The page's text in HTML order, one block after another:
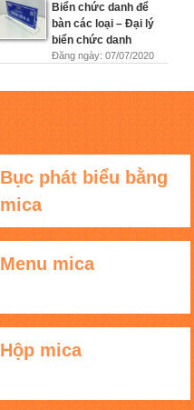
Biển chức danh để
bàn các loại – Đại lý
biển chức danh
Đăng ngày: 07/07/2020
Bục phát biểu bằng
mica
Menu mica
Hộp mica